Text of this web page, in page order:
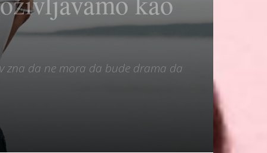
zna da ne mora da bude drama da